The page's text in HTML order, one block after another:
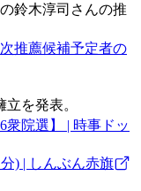
の鈴木淳司さんの推
推薦候補予定者の
を発表。
衆院選】 | 時事ドッ
) | しんぶん赤旗